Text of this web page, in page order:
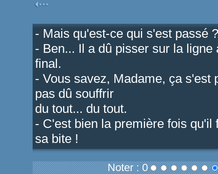
- Mais qu'est-ce qui s'est passé ?
- Ben... Il a dû pisser sur la ligne
final.
- Vous savez, Madame, ça s'est
pas dû souffrir
du tout... du tout.
- C'est bien la première fois qu'il
sa bite !
Noter : 0